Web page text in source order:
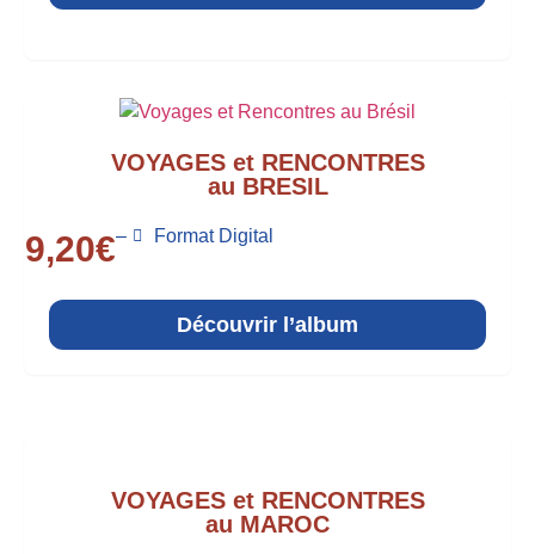
VOYAGES et RENCONTRES
au BRESIL
9,20€– Format Digital
Découvrir l’album
VOYAGES et RENCONTRES
au MAROC